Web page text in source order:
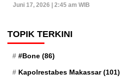
Juni 17, 2026 | 2:45 am WIB
TOPIK TERKINI
#Bone (86)
Kapolrestabes Makassar(101)